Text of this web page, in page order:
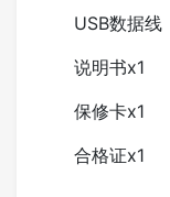
USB数据线
说明书x1
保修卡x1
合格证x1